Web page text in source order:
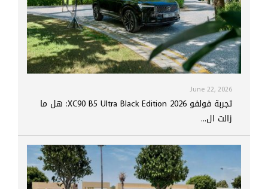
June 22, 2026
تجربة فولفو XC90 B5 Ultra Black Edition 2026: هل ما
زالت ال...